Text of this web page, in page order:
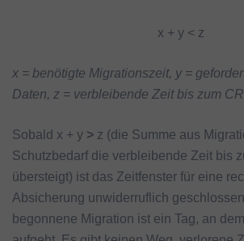
x + y < z
x = benötigte Migrationszeit, y =
Daten, z = verbleibende Zeit bis zum
Sobald x + y > z (die Summe aus
Schutzbedarf die verbleibende Zeit bis
übersteigt) ist das Zeitfenster für eine
Absicherung unwiderruflich
begonnene Migration ist ein Tag, an